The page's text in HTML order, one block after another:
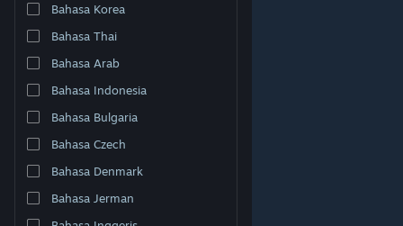
Lihat laman web desktop
Bahasa Korea
Bahasa Thai
Bahasa Arab
Bahasa Indonesia
Bahasa Bulgaria
Bahasa Czech
Bahasa Denmark
Bahasa Jerman